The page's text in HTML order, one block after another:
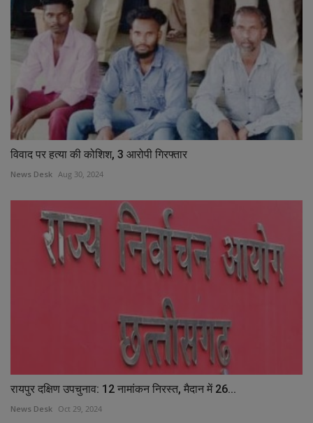
विवाद पर हत्या की कोशिश, 3 आरोपी गिरफ्तार
News Desk Aug 30, 2024
रायपुर दक्षिण उपचुनाव: 12 नामांकन निरस्त, मैदान में 26...
News Desk Oct 29, 2024